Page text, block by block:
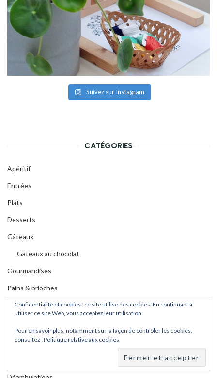
Suivez sur Instagram
CATÉGORIES
Apéritif
Entrées
Plats
Desserts
Gâteaux
Gâteaux au chocolat
Gourmandises
Pains & brioches
Détournements culinaires
A VOIR AUSSI
Confidentialité et cookies : ce site utilise des cookies. En continuant à
utiliser ce site Web, vous acceptez leur utilisation.
Pour en savoir plus, notamment sur la façon de contrôler les cookies,
consultez :Politique relative aux cookies